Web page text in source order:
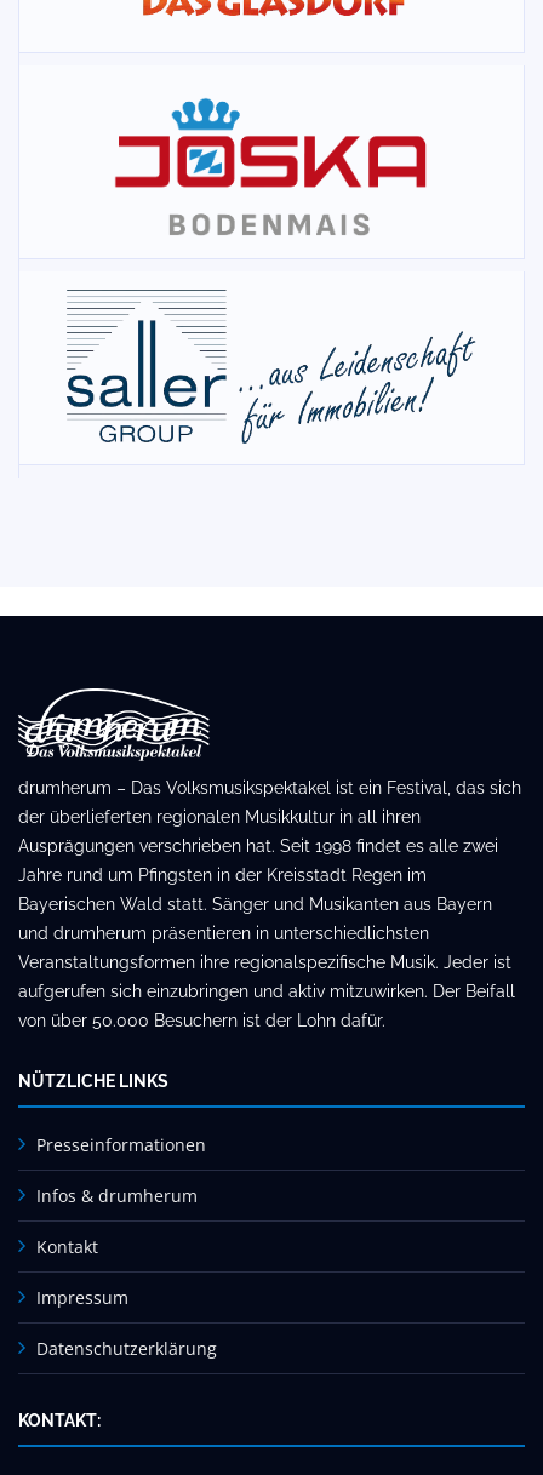
drumherum – Das Volksmusikspektakel ist ein Festival, das sich
der überlieferten regionalen Musikkultur in all ihren
Ausprägungen verschrieben hat. Seit 1998 findet es alle zwei
Jahre rund um Pfingsten in der Kreisstadt Regen im
Bayerischen Wald statt. Sänger und Musikanten aus Bayern
und drumherum präsentieren in unterschiedlichsten
Veranstaltungsformen ihre regionalspezifische Musik. Jeder ist
aufgerufen sich einzubringen und aktiv mitzuwirken. Der Beifall
von über 50.000 Besuchern ist der Lohn dafür.
NÜTZLICHE LINKS
Presseinformationen
Infos & drumherum
Kontakt
Impressum
Datenschutzerklärung
KONTAKT: